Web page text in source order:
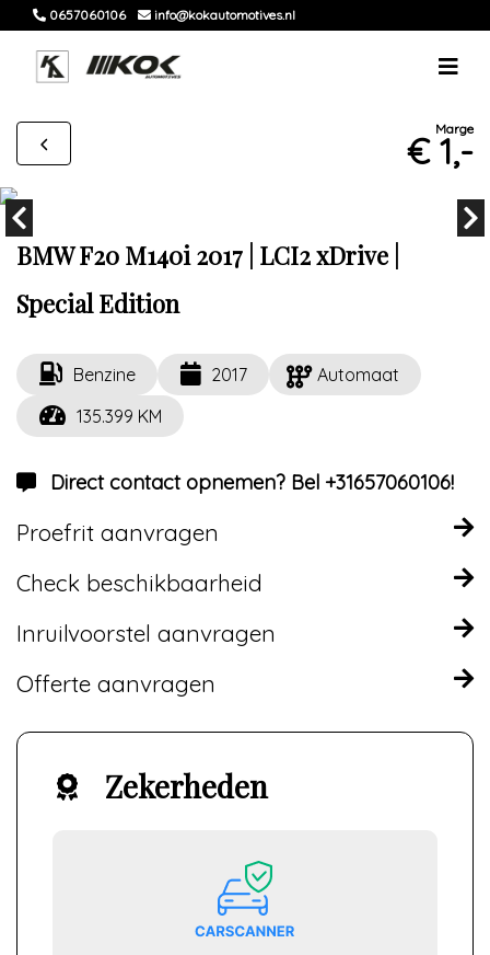
0657060106 info@kokautomotives.nl
Marge
€ 1,-
BMW F20 M140i 2017 | LCI2 xDrive |
Special Edition
Benzine 2017
Automaat
135.399 KM
Direct contact opnemen? Bel +31657060106!
Proefrit aanvragen
Check beschikbaarheid
Inruilvoorstel aanvragen
Offerte aanvragen
Zekerheden